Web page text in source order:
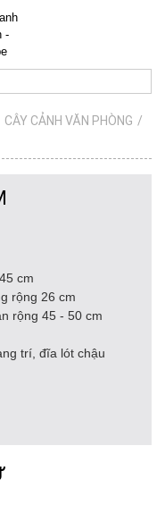
CÂY CẢNH VĂN PHÒNG /
cm
rộng 26 cm
rộng 45 - 50 cm
trí, đĩa lót chậu